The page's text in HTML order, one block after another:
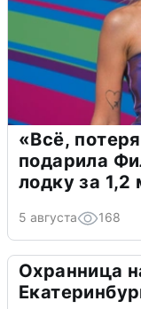
«Всё,
подарила
лодку за 1,2
5 августа 168
Охранница